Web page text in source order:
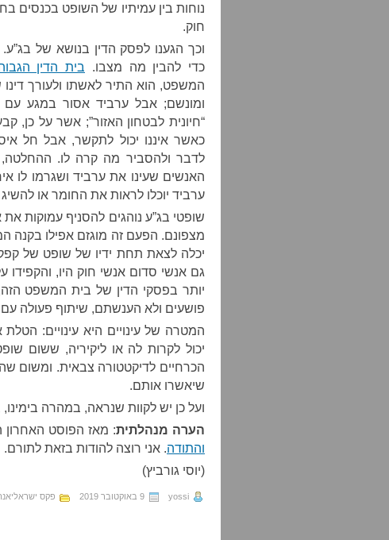
נוחות בין עמיתיו של השופט בכנסים
חוק.
וכך הגענו לפסק הדין בנושא של
כדי להבין מה מצבו. בית הדין
המשפט, הוא התיר לאשתו ולעורך
ומונשם; אבל ערביד אסור במגע עם
“חיונית לבטחון האזור”; אשר על
כאשר איננו יכול לתקשר, אבל חל
לדבר ולהסביר מה קרה לו. ההחלטה,
האנשים שעינו את ערביד ושגרמו לו
ערביד יוכלו לראות את החומר או להשיג
שופטי בג”ע נוהגים להסניף עמוקות
מצפונם. הפעם זה מוגזם אפילו בקנה
יכלה לצאת תחת ידיו של שופט של
גם אנשי סדום אנשי חוק היו, והקפידו
יותר בפסקי הדין של בית המשפט
פושעים ולא הענשתם, שיתוף פעולה עם
המטרה של עינויים היא עינויים:
יכול לקרות לה או ליקיריה, ששום
הכרחיים לדיקטטורה צבאית. ומשום
שיאשרו אותם.
ועל כן יש לקוות שנראה, במהרה
הערה מנהלתית: מאז הפוסט
והתודה. אני רוצה להודות בזאת לתורם.
(יוסי גורביץ)
yossi 9 באוקטובר 2019 פקס